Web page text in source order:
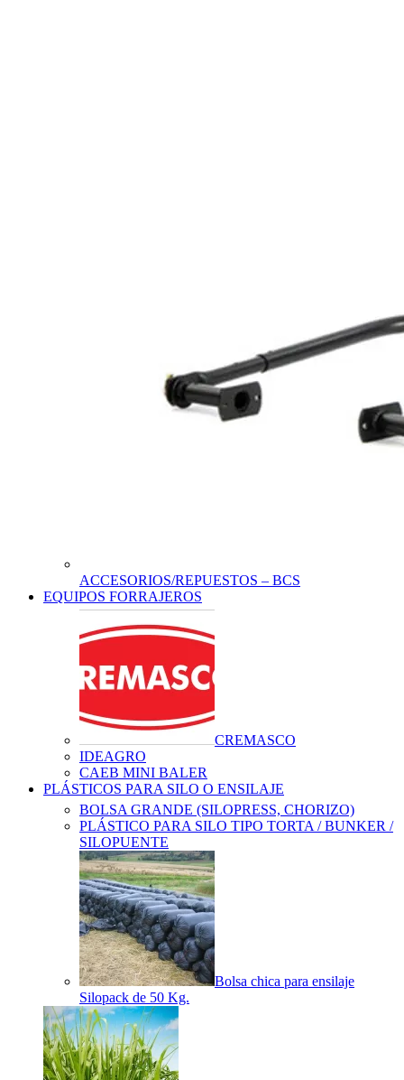
ACCESORIOS/REPUESTOS – BCS
EQUIPOS FORRAJEROS
CREMASCO
IDEAGRO
CAEB MINI BALER
PLÁSTICOS PARA SILO O ENSILAJE
BOLSA GRANDE (SILOPRESS, CHORIZO)
PLÁSTICO PARA SILO TIPO TORTA / BUNKER /
SILOPUENTE
Bolsa chica para ensilaje
Silopack de 50 Kg.